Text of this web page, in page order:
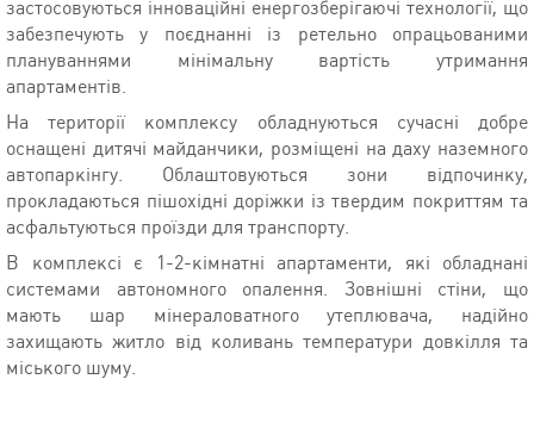
застосовуються інноваційні енергозберігаючі технології, що
забезпечують у поєднанні із ретельно опрацьованими
плануваннями мінімальну вартість утримання
апартаментів.
На території комплексу обладнуються сучасні добре
оснащені дитячі майданчики, розміщені на даху наземного
автопаркінгу. Облаштовуються зони відпочинку,
прокладаються пішохідні доріжки із твердим покриттям та
асфальтуються проїзди для транспорту.
В комплексі є 1-2-кімнатні апартаменти, які обладнані
системами автономного опалення. Зовнішні стіни, що
мають шар мінераловатного утеплювача, надійно
захищають житло від коливань температури довкілля та
міського шуму.